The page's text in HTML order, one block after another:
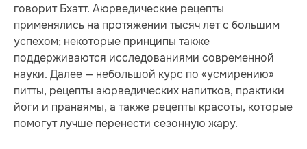
говорит Бхатт. Аюрведические рецепты
применялись на протяжении тысяч лет с большим
успехом; некоторые принципы также
поддерживаются исследованиями современной
науки. Далее — небольшой курс по «усмирению»
питты, рецепты аюрведических напитков, практики
йоги и пранаямы, а также рецепты красоты, которые
помогут лучше перенести сезонную жару.